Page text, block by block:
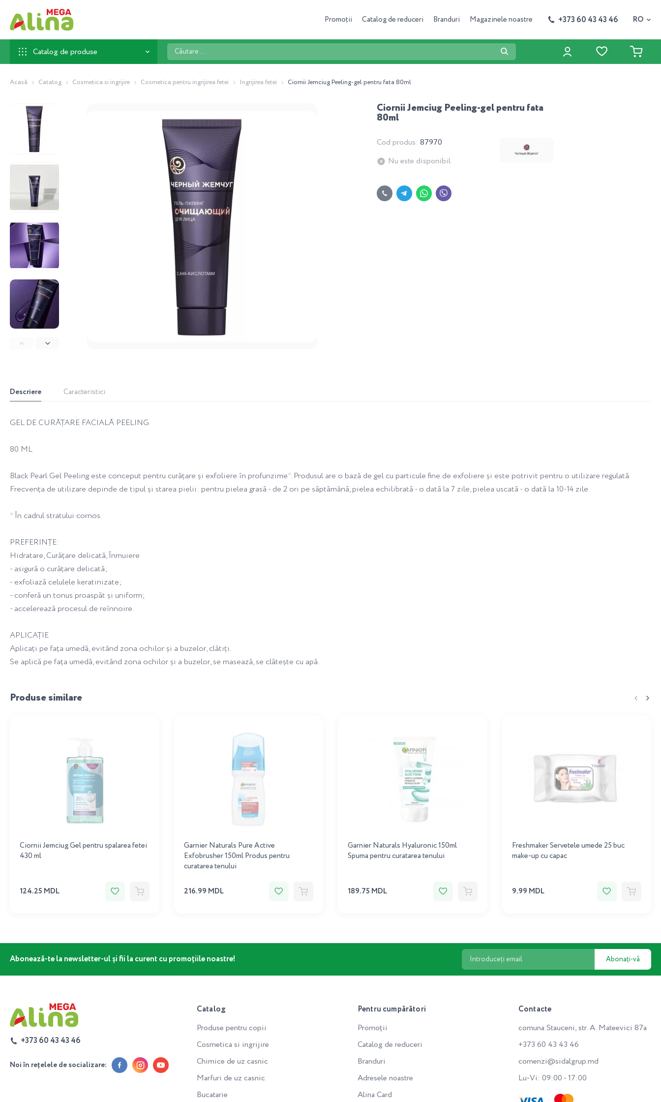
Promoții Catalog de reduceri Branduri Magazinele noastre +373 60 43 43 46 RO
Catalog de produse
Căutare
...
Acasă Catalog Cosmetica si ingrijire Cosmetica pentru ingrijirea fetei Ingrijirea fetei Ciornii Jemciug Peeling-gel pentru fata 80ml
Ciornii Jemciug Peeling-gel pentru fata
80ml
Cod produs: 87970
Nu este disponibil
Descriere Caracteristici
GEL DE CURĂȚARE FACIALĂ PEELING
80 ML
Black Pearl Gel Peeling este conceput pentru curățare și exfoliere în profunzime*. Produsul are o bază de gel cu particule fine de exfoliere și este potrivit pentru o utilizare regulată.
Frecvența de utilizare depinde de tipul și starea pielii: pentru pielea grasă - de 2 ori pe săptămână, pielea echilibrată - o dată la 7 zile, pielea uscată - o dată la 10-14 zile.
* În cadrul stratului cornos.
PREFERINȚE:
Hidratare, Curățare delicată, Înmuiere
- asigură o curățare delicată;
- exfoliază celulele keratinizate;
- conferă un tonus proaspăt și uniform;
- accelerează procesul de reînnoire.
APLICAȚIE
Aplicați pe fața umedă, evitând zona ochilor și a buzelor, clătiți.
Se aplică pe fața umedă, evitând zona ochilor și a buzelor, se masează, se clătește cu apă.
Produse similare
Ciornii Jemciug Gel pentru spalarea fetei
430 ml
124.25 MDL
Garnier Naturals Pure Active
Exfobrusher 150ml Produs pentru
curatarea tenului
216.99 MDL
Garnier Naturals Hyaluronic 150ml
Spuma pentru curatarea tenului
189.75 MDL
Freshmaker Servetele umede 25 buc
make-up cu capac
9.99 MDL
Abonează-te la newsletter-ul și fii la curent cu promoțiile noastre! Abonați-vă
+373 60 43 43 46
Noi în rețelele de socializare:
Catalog
Produse pentru copii
Cosmetica si ingrijire
Chimice de uz casnic
Marfuri de uz casnic
Bucatarie
Pentru cumpărători
Promoții
Catalog de reduceri
Branduri
Adresele noastre
Alina Card
Contacte
comuna Stauceni, str. A. Mateevici 87a
+373 60 43 43 46
comenzi@sidalgrup.md
Lu-Vi: 09:00 - 17:00